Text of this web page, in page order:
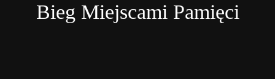
Bieg Miejscami Pamięci